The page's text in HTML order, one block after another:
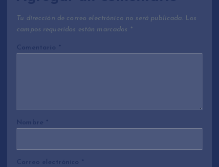
Tu dirección de correo electrónico no será publicada. Los
campos requeridos están marcados *
Comentario *
Nombre *
Correo electrónico *